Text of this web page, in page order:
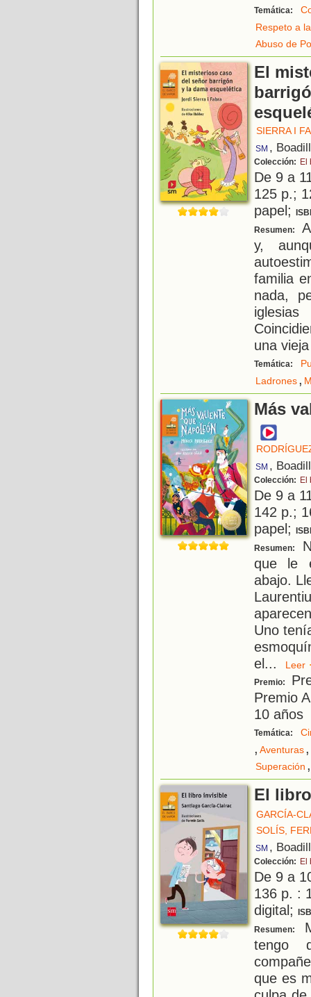
Temática:
Respeto a
Abuso de
El
SIERRA I
SM ,
Colección: El
De 9 a
125 p.;
papel;
Resumen:
y,
familia
nada,
una
Temática:
Ladrones,
Más
SM ,
Colección: El
De 9 a
142 p.;
papel;
Resumen:
que le
abajo.
Uno
el...
Premio:
Premio
10 años
Temática:
, Aventuras,
Superación ,
El
GARCÍA-
SOLÍS,
SM ,
Colección: El
De 9 a
136 p. :
digital;
Resumen:
tengo
que es